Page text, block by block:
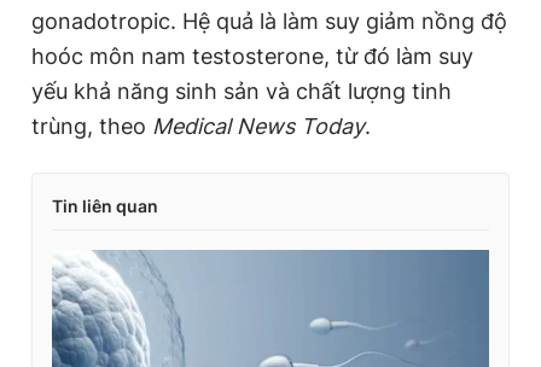
gonadotropic. Hệ quả là làm suy giảm nồng độ
hoóc môn nam testosterone, từ đó làm suy
yếu khả năng sinh sản và chất lượng tinh
trùng, theo Medical News Today.
Tin liên quan